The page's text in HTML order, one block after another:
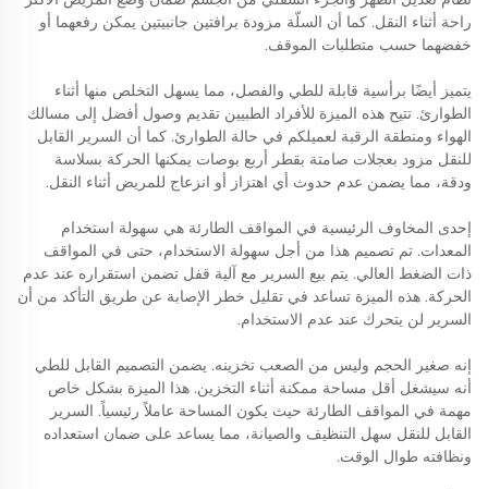
راحة أثناء النقل. كما أن السلّة مزودة برافتين جانبيتين يمكن رفعهما أو
خفضهما حسب متطلبات الموقف.
يتميز أيضًا برأسية قابلة للطي والفصل، مما يسهل التخلص منها أثناء
الطوارئ. تتيح هذه الميزة للأفراد الطبيين تقديم وصول أفضل إلى مسالك
الهواء ومنطقة الرقبة لعميلكم في حالة الطوارئ. كما أن السرير القابل
للنقل مزود بعجلات صامتة بقطر أربع بوصات يمكنها الحركة بسلاسة
ودقة، مما يضمن عدم حدوث أي اهتزاز أو انزعاج للمريض أثناء النقل.
إحدى المخاوف الرئيسية في المواقف الطارئة هي سهولة استخدام
المعدات. تم تصميم هذا من أجل سهولة الاستخدام، حتى في المواقف
ذات الضغط العالي. يتم بيع السرير مع آلية قفل تضمن استقراره عند عدم
الحركة. هذه الميزة تساعد في تقليل خطر الإصابة عن طريق التأكد من أن
السرير لن يتحرك عند عدم الاستخدام.
إنه صغير الحجم وليس من الصعب تخزينه. يضمن التصميم القابل للطي
أنه سيشغل أقل مساحة ممكنة أثناء التخزين. هذا الميزة بشكل خاص
مهمة في المواقف الطارئة حيث يكون المساحة عاملاً رئيسياً. السرير
القابل للنقل سهل التنظيف والصيانة، مما يساعد على ضمان استعداده
ونظافته طوال الوقت.